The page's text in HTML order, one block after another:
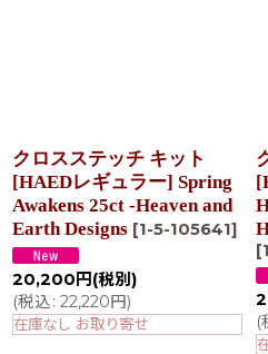
クロスステッチ キット
[HAEDレギュラー] Spring
Awakens 25ct -Heaven and
Earth Designs [1-5-105641]
20,200 円 (税別)
(税込: 22,220円)
在庫なし お取り寄せ
[
(